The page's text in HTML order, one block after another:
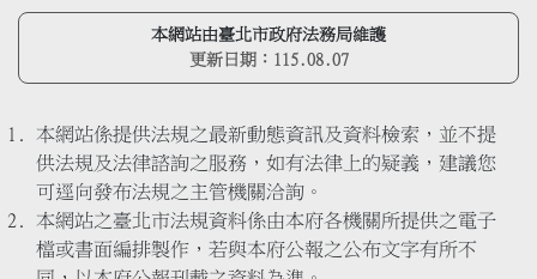
本網站由臺北市政府法務局維護
更新日期： 115.08.07
本網站係提供法規之最新動態資訊及資料檢索，並不提
供法規及法律諮詢之服務，如有法律上的疑義，建議您
可逕向發布法規之主管機關洽詢。
本網站之臺北市法規資料係由本府各機關所提供之電子
檔或書面編排製作，若與本府公報之公布文字有所不